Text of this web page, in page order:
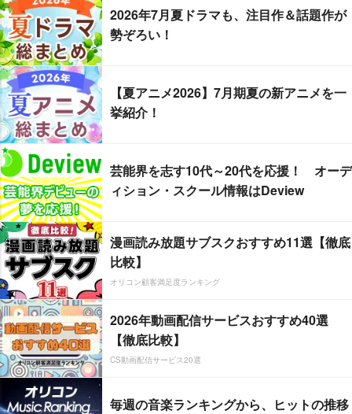
2026年7月夏ドラマも、注目作＆話題作が
勢ぞろい！
【夏アニメ2026】7月期夏の新アニメを一
挙紹介！
芸能界を志す10代～20代を応援！ オーデ
ィション・スクール情報はDeview
漫画読み放題サブスクおすすめ11選【徹底
比較】
オリコン顧客満足度ランキング
2026年動画配信サービスおすすめ40選
【徹底比較】
CS動画配信サービス20選
毎週の音楽ランキングから、ヒットの推移